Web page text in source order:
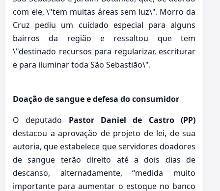
com ele, \"tem muitas áreas sem luz\". Morro da
Cruz pediu um cuidado especial para alguns
bairros da região e ressaltou que tem
\"destinado recursos para regularizar, escriturar
e para iluminar toda São Sebastião\".
Doação de sangue e defesa do consumidor
O deputado Pastor Daniel de Castro (PP)
destacou a aprovação de projeto de lei, de sua
autoria, que estabelece que servidores doadores
de sangue terão direito até a dois dias de
descanso, alternadamente, “medida muito
importante para aumentar o estoque no banco